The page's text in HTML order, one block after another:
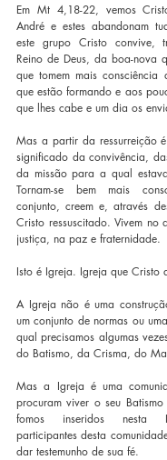
Em Mt 4,18-22, vemos
André e estes abandonam
este grupo Cristo convive,
Reino de Deus, da boa-nova
que tomem mais
que estão formando e aos
que lhes cabe e um dia os
Mas a partir da ressurreição
significado da convivência,
da missão para a qual
Tornam-se bem mais
conjunto, creem e, através
Cristo ressuscitado. Vivem no
justiça, na paz e fraternidade.
Isto é Igreja. Igreja que Cristo
A Igreja não é uma
um conjunto de normas ou
qual precisamos algumas
do Batismo, da Crisma, do
Mas a Igreja é uma
procuram viver o seu
fomos inseridos nesta
participantes desta
dar testemunho de sua fé.